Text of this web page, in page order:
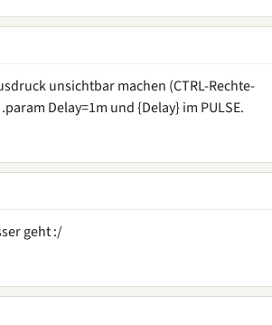
unsichtbar machen (CTRL-Rechte-
Delay=1m und {Delay} im PULSE.
geht :/